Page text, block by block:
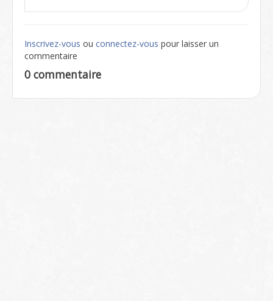
Inscrivez-vous ou connectez-vous pour laisser un
commentaire
0 commentaire